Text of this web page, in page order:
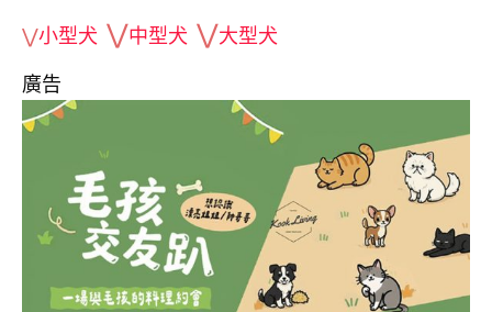
⋁小型犬 ⋁中型犬 ⋁大型犬
廣告